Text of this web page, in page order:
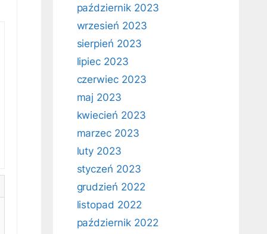
październik 2023
wrzesień 2023
sierpień 2023
lipiec 2023
czerwiec 2023
maj 2023
kwiecień 2023
marzec 2023
luty 2023
styczeń 2023
grudzień 2022
listopad 2022
październik 2022